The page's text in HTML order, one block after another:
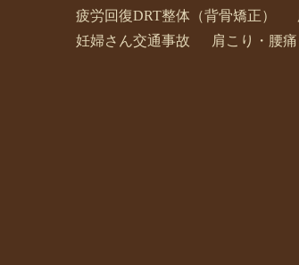
疲労回復DRT整体（背骨矯正）
妊婦さん交通事故
肩こり・腰痛